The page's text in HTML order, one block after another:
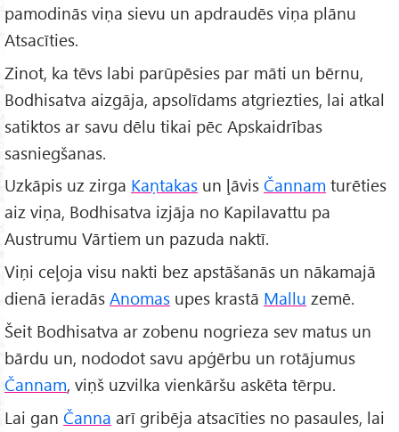
pamodinās viņa sievu un apdraudēs viņa plānu
Atsacīties.
Zinot, ka tēvs labi parūpēsies par māti un bērnu,
Bodhisatva aizgāja, apsolīdams atgriezties, lai atkal
satiktos ar savu dēlu tikai pēc Apskaidrības
sasniegšanas.
Uzkāpis uz zirga Kaņtakas un ļāvis Čannam turēties
aiz viņa, Bodhisatva izjāja no Kapilavattu pa
Austrumu Vārtiem un pazuda naktī.
Viņi ceļoja visu nakti bez apstāšanās un nākamajā
dienā ieradās Anomas upes krastā Mallu zemē.
Šeit Bodhisatva ar zobenu nogrieza sev matus un
bārdu un, nododot savu apģērbu un rotājumus
Čannam, viņš uzvilka vienkāršu askēta tērpu.
Lai gan Čanna arī gribēja atsacīties no pasaules, lai